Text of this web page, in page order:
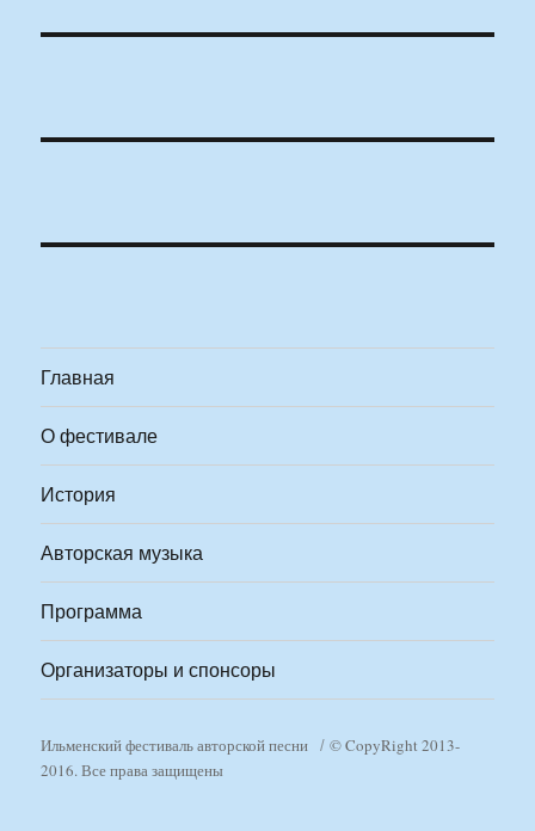
Главная
О фестивале
История
Авторская музыка
Программа
Организаторы и спонсоры
Ильменский фестиваль авторской песни
© CopyRight 2013-
2016. Все права защищены